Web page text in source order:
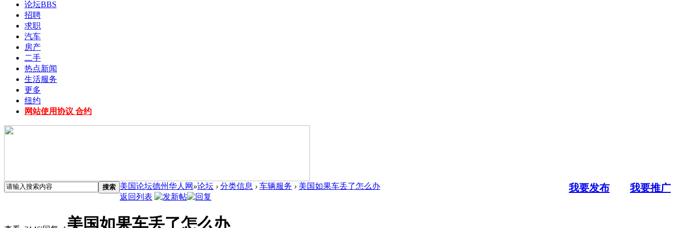
论坛BBS
招聘
求职
汽车
房产
二手
热点新闻
生活服务
更多
纽约
网站使用协议 合约
搜索 我要发布 我要推广
美国论坛德州华人网 »论坛 › 分类信息 › 车辆服务 › 美国如果车丢了怎么办
返回列表
美国如果车丢了怎么办